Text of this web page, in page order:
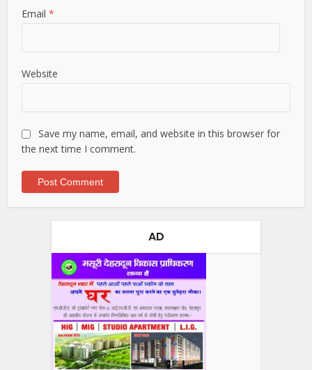
Email*
Website
Save my name, email, and website in this browser for
the next time I comment.
AD